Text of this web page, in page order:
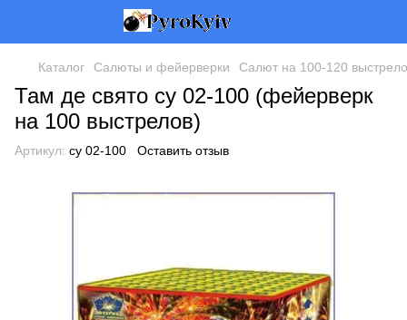
Каталог Салюты и фейерверки Салют на 100-120
Там де свято су 02-100 (фейерверк
на 100 выстрелов)
Артикул: су 02-100 Оставить отзыв